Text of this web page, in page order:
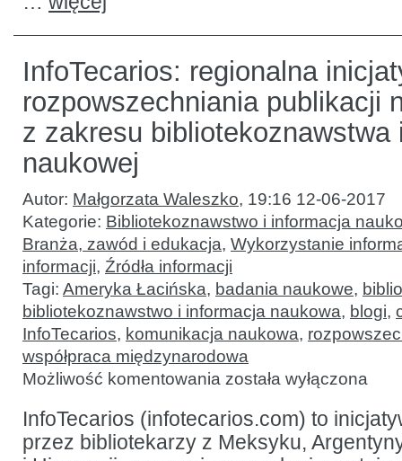
InfoTecarios: regionalna
rozpowszechniania publikacji
z zakresu bibliotekoznawstwa
naukowej
Autor: Małgorzata Waleszko, 19:16 12-06-2017
Kategorie: Bibliotekoznawstwo i informacja
Branża, zawód i edukacja, Wykorzystanie
informacji, Źródła informacji
Tagi: Ameryka Łacińska, badania naukowe,
bibliotekoznawstwo i informacja naukowa, blogi,
InfoTecarios, komunikacja naukowa,
współpraca międzynarodowa
Możliwość komentowania InfoTecarios:
regionalna
rozpowszechniania
publikacji
naukowych
z zakresu
została wyłączona
InfoTecarios (infotecarios.com) to
przez bibliotekarzy z Meksyku,